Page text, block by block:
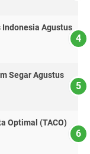
Indonesia Agustus
Segar Agustus
Optimal (TACO)